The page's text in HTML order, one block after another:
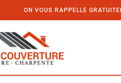
ON VOUS RAPPELLE